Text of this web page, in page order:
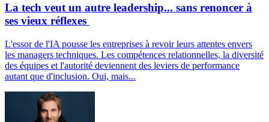
La tech veut un autre leadership... sans renoncer à
ses vieux réflexes
L'essor de l'IA pousse les entreprises à revoir leurs attentes envers
les managers techniques. Les compétences relationnelles, la diversité
des équipes et l'autorité deviennent des leviers de performance
autant que d'inclusion. Oui, mais...